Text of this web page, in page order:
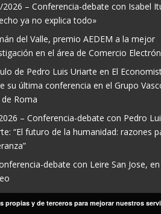
2026 – Conferencia-debate con Isabel
ya no explica todo»
del Valle, premio AEDEM a la mejor
en el área de Comercio
de Pedro Luis Uriarte en El
su última conferencia en el Grupo
de Roma
– Conferencia-debate con Pedro
“El futuro de la humanidad: razones
debate con Leire San Jose, en
propias y de terceros para mejorar nuestros